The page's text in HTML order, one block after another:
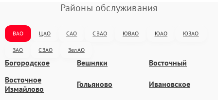
Районы обслуживания
ВАО ЦАО САО СВАО ЮВАО ЮАО ЮЗАО
ЗАО СЗАО ЗелАО
Богородское Вешняки
Восточный
Восточное
Измайлово
Гольяново Ивановское